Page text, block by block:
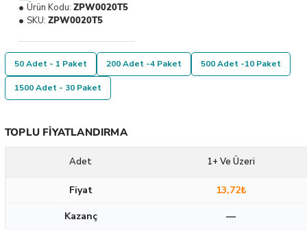
Ürün Kodu: ZPW0020T5
SKU: ZPW0020T5
50 Adet - 1 Paket 200 Adet -4 Paket 500 Adet -10 Paket
1500 Adet - 30 Paket
TOPLU FIYATLANDIRMA
Adet 1+ Ve Üzeri
Fiyat
13,72₺
Kazanç
—